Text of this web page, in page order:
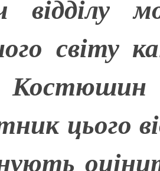
відділу
світу
цього